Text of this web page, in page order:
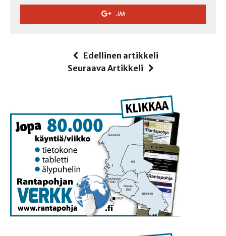
JAA
Edellinen artikkeli
Seuraava Artikkeli